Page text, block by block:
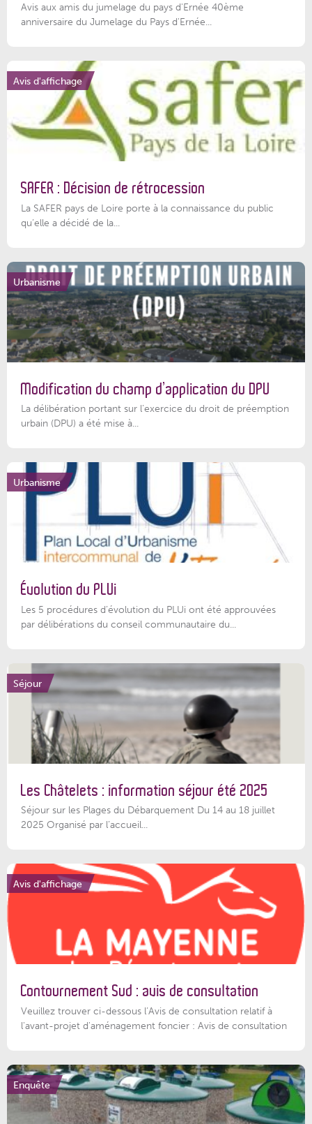
Avis aux amis du jumelage du pays d'Ernée 40ème
anniversaire du Jumelage du Pays d'Ernée...
Avis d'affichage
SAFER : Décision de rétrocession
La SAFER pays de Loire porte à la connaissance du public
qu’elle a décidé de la...
Urbanisme
Modification du champ d’application du DPU
La délibération portant sur l’exercice du droit de préemption
urbain (DPU) a été mise à...
Urbanisme
Évolution du PLUi
Les 5 procédures d’évolution du PLUi ont été approuvées
par délibérations du conseil communautaire du...
Séjour
Les Châtelets : information séjour été 2025
Séjour sur les Plages du Débarquement Du 14 au 18 juillet
2025 Organisé par l’accueil...
Avis d'affichage
Contournement Sud : avis de consultation
Veuillez trouver ci-dessous l’Avis de consultation relatif à
l'avant-projet d'aménagement foncier : Avis de consultation
Enquête